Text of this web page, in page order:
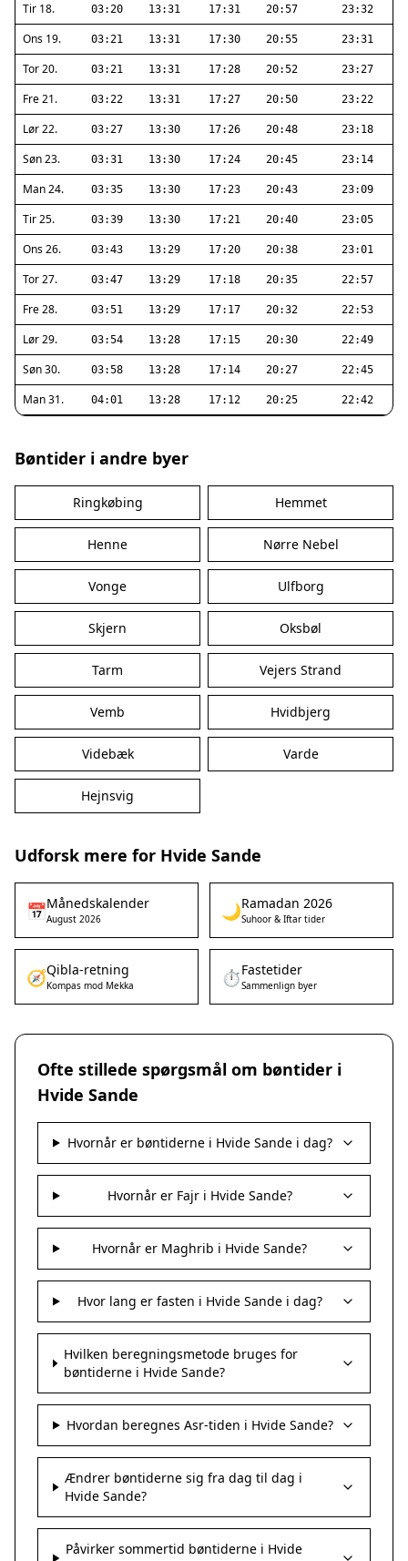
Tir 18. 03:20 13:31 17:31 20:57 23:32
Ons 19. 03:21 13:31 17:30 20:55 23:31
Tor 20. 03:21 13:31 17:28 20:52 23:27
Fre 21. 03:22 13:31 17:27 20:50 23:22
Lør 22. 03:27 13:30 17:26 20:48 23:18
Søn 23. 03:31 13:30 17:24 20:45 23:14
Man 24. 03:35 13:30 17:23 20:43 23:09
Tir 25. 03:39 13:30 17:21 20:40 23:05
Ons 26. 03:43 13:29 17:20 20:38 23:01
Tor 27. 03:47 13:29 17:18 20:35 22:57
Fre 28. 03:51 13:29 17:17 20:32 22:53
Lør 29. 03:54 13:28 17:15 20:30 22:49
Søn 30. 03:58 13:28 17:14 20:27 22:45
Man 31. 04:01 13:28 17:12 20:25 22:42
Bøntider i andre byer
Ringkøbing Hemmet
Henne Nørre Nebel
Vonge Ulfborg
Skjern Oksbøl
Tarm Vejers Strand
Vemb Hvidbjerg
Videbæk Varde
Hejnsvig
Udforsk mere for Hvide Sande
📅Månedskalender
August 2026 🌙Ramadan 2026
Suhoor & Iftar tider
🧭Qibla-retning
Kompas mod Mekka ⏱️Fastetider
Sammenlign byer
Ofte stillede spørgsmål om bøntider i
Hvide Sande
Hvornår er bøntiderne i Hvide Sande i dag?
Hvornår er Fajr i Hvide Sande?
Hvornår er Maghrib i Hvide Sande?
Hvor lang er fasten i Hvide Sande i dag?
Hvilken beregningsmetode bruges for
bøntiderne i Hvide Sande?
Hvordan beregnes Asr-tiden i Hvide Sande?
Ændrer bøntiderne sig fra dag til dag i
Hvide Sande?
Påvirker sommertid bøntiderne i Hvide